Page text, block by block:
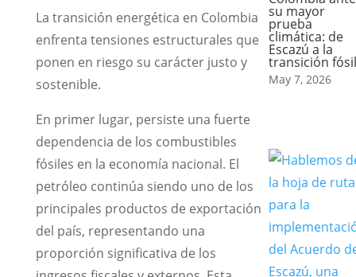
La transición energética en Colombia
enfrenta tensiones estructurales que
ponen en riesgo su carácter justo y
sostenible.
En primer lugar, persiste una fuerte
dependencia de los combustibles
fósiles en la economía nacional. El
petróleo continúa siendo uno de los
principales productos de exportación
del país, representando una
proporción significativa de los
su mayor
prueba
climática: de
Escazú a la
transición fósil
May 7, 2026